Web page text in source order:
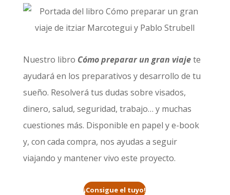
Nuestro libro Cómo preparar un gran viajete
ayudará en los preparativos y desarrollo de tu
sueño. Resolverá tus dudas sobre visados,
dinero, salud, seguridad, trabajo… y muchas
cuestiones más. Disponible en papel y e-book
y, con cada compra, nos ayudas a seguir
viajando y mantener vivo este proyecto.
¡Consigue el tuyo!